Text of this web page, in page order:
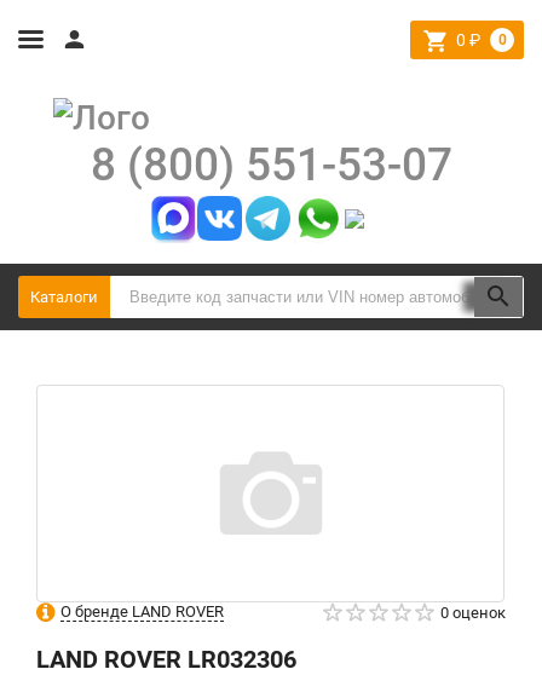
0 ₽ 0
8 (800) 551-53-07
Каталоги
О бренде LAND ROVER 0 оценок
LAND ROVER LR032306